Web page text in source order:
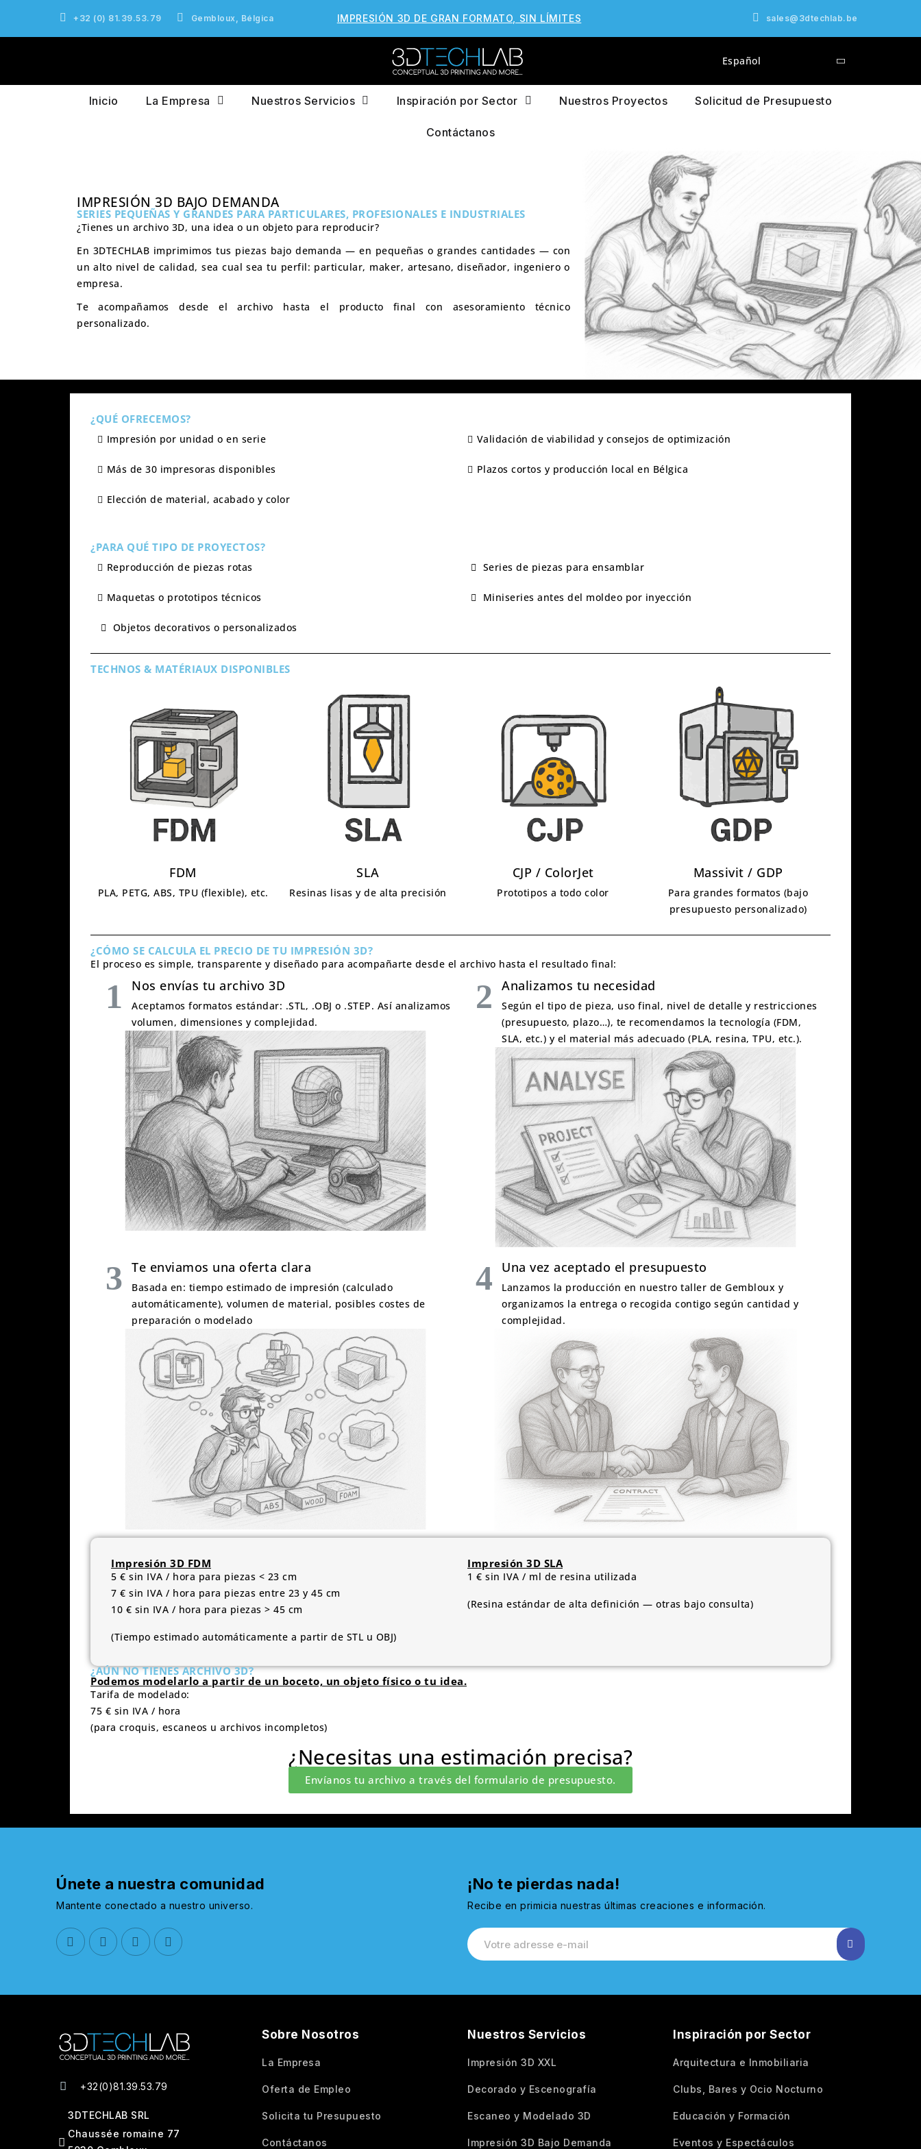
+32 (0) 81.39.53.79 Gembloux, Bélgica IMPRESIÓN 3D DE GRAN FORMATO, SIN LÍMITES sales@3dtechlab.be
Español
Inicio La Empresa Nuestros Servicios Inspiración por Sector Nuestros Proyectos Solicitud de Presupuesto
Contáctanos
IMPRESIÓN 3D BAJO DEMANDA
SERIES PEQUEÑAS Y GRANDES PARA PARTICULARES, PROFESIONALES E INDUSTRIALES
¿Tienes un archivo 3D, una idea o un objeto para reproducir?
En 3DTECHLAB imprimimos tus piezas bajo demanda — en pequeñas o grandes cantidades — con
un alto nivel de calidad, sea cual sea tu perfil: particular, maker, artesano, diseñador, ingeniero o
empresa.
Te acompañamos desde el archivo hasta el producto final con asesoramiento técnico
personalizado.
¿QUÉ OFRECEMOS?
Impresión por unidad o en serie
Más de 30 impresoras disponibles
Elección de material, acabado y color
Validación de viabilidad y consejos de optimización
Plazos cortos y producción local en Bélgica
¿PARA QUÉ TIPO DE PROYECTOS?
Reproducción de piezas rotas
Maquetas o prototipos técnicos
Objetos decorativos o personalizados
Series de piezas para ensamblar
Miniseries antes del moldeo por inyección
TECHNOS & MATÉRIAUX DISPONIBLES
FDM
PLA, PETG, ABS, TPU (flexible), etc.
SLA
Resinas lisas y de alta precisión
CJP / ColorJet
Prototipos a todo color
Massivit / GDP
Para grandes formatos (bajo
presupuesto personalizado)
¿CÓMO SE CALCULA EL PRECIO DE TU IMPRESIÓN 3D?
El proceso es simple, transparente y diseñado para acompañarte desde el archivo hasta el resultado final:
Nos envías tu archivo 3D
Aceptamos formatos estándar: .STL, .OBJ o .STEP. Así analizamos
volumen, dimensiones y complejidad.
Analizamos tu necesidad
Según el tipo de pieza, uso final, nivel de detalle y restricciones
(presupuesto, plazo…), te recomendamos la tecnología (FDM,
SLA, etc.) y el material más adecuado (PLA, resina, TPU, etc.).
Te enviamos una oferta clara
Basada en: tiempo estimado de impresión (calculado
automáticamente), volumen de material, posibles costes de
preparación o modelado
Una vez aceptado el presupuesto
Lanzamos la producción en nuestro taller de Gembloux y
organizamos la entrega o recogida contigo según cantidad y
complejidad.
Impresión 3D FDM
5 € sin IVA / hora para piezas < 23 cm
7 € sin IVA / hora para piezas entre 23 y 45 cm
10 € sin IVA / hora para piezas > 45 cm
(Tiempo estimado automáticamente a partir de STL u OBJ)
Impresión 3D SLA
1 € sin IVA / ml de resina utilizada
(Resina estándar de alta definición — otras bajo consulta)
¿AÚN NO TIENES ARCHIVO 3D?
Podemos modelarlo a partir de un boceto, un objeto físico o tu idea.
Tarifa de modelado:
75 € sin IVA / hora
(para croquis, escaneos u archivos incompletos)
¿Necesitas una estimación precisa?
Envíanos tu archivo a través del formulario de presupuesto.
Únete a nuestra comunidad
Mantente conectado a nuestro universo.
¡No te pierdas nada!
Recibe en primicia nuestras últimas creaciones e información.
+32(0)81.39.53.79
3DTECHLAB SRL
Chaussée romaine 77
Sobre Nosotros
La Empresa
Oferta de Empleo
Solicita tu Presupuesto
Contáctanos
Nuestros Servicios
Impresión 3D XXL
Decorado y Escenografía
Escaneo y Modelado 3D
Impresión 3D Bajo Demanda
Inspiración por Sector
Arquitectura e Inmobiliaria
Clubs, Bares y Ocio Nocturno
Educación y Formación
Eventos y Espectáculos